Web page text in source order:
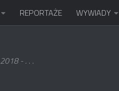
REPORTAŻE WYWIADY
2018 - . . .